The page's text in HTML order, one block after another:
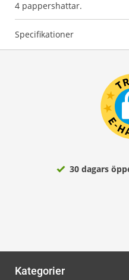
Specifikationer
30 dagars
Kategorier